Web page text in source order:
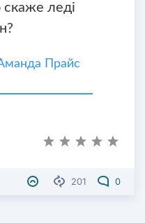
леді
Прайс
201 0